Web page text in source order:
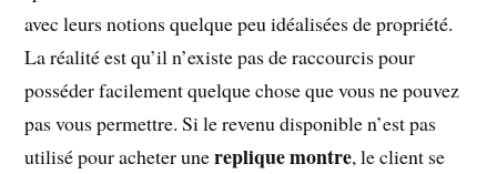
avec leurs notions quelque peu idéalisées de propriété.
La réalité est qu’il n’existe pas de raccourcis pour
posséder facilement quelque chose que vous ne pouvez
pas vous permettre. Si le revenu disponible n’est pas
utilisé pour acheter unereplique montre, le client se